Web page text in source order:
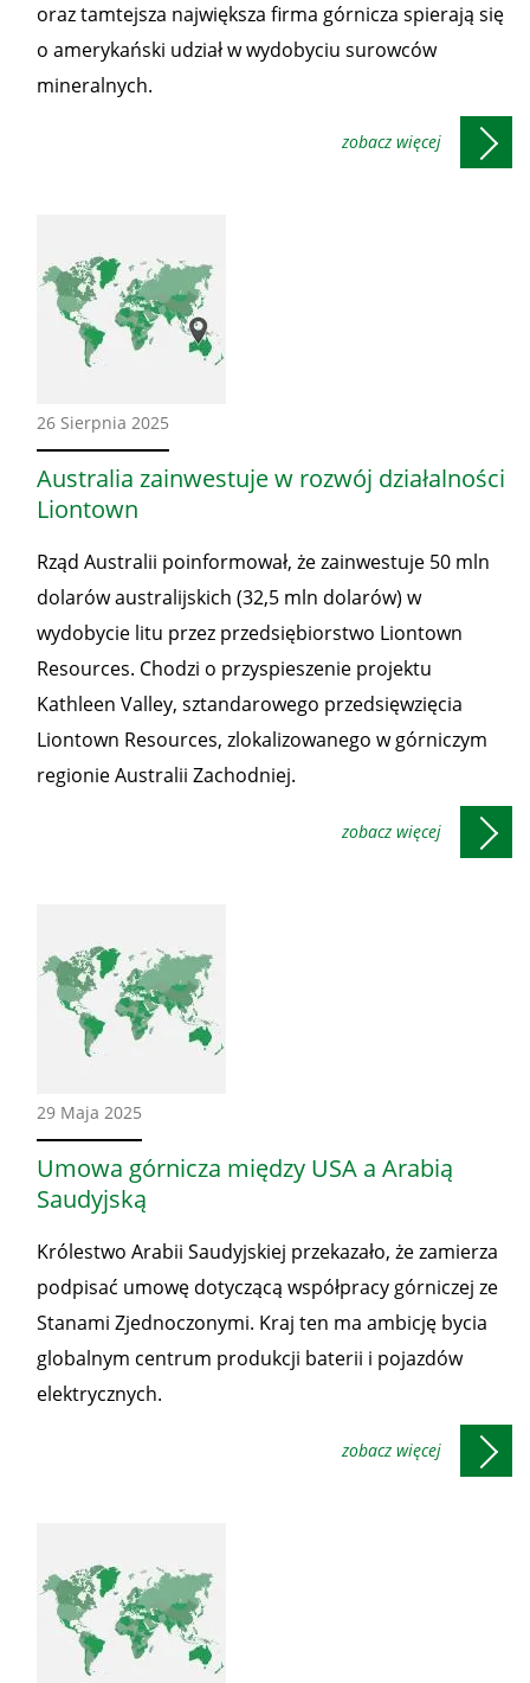
oraz tamtejsza największa firma górnicza spierają się
o amerykański udział w wydobyciu surowców
mineralnych.
26 Sierpnia 2025
świata
Australia zainwestuje w rozwój działalności
Liontown
Rząd Australii poinformował, że zainwestuje 50 mln
dolarów australijskich (32,5 mln dolarów) w
wydobycie litu przez przedsiębiorstwo Liontown
Resources. Chodzi o przyspieszenie projektu
Kathleen Valley, sztandarowego przedsięwzięcia
Liontown Resources, zlokalizowanego w górniczym
regionie Australii Zachodniej.
29 Maja 2025
świata
Umowa górnicza między USA a Arabią
Saudyjską
Królestwo Arabii Saudyjskiej przekazało, że zamierza
podpisać umowę dotyczącą współpracy górniczej ze
Stanami Zjednoczonymi. Kraj ten ma ambicję bycia
globalnym centrum produkcji baterii i pojazdów
elektrycznych.